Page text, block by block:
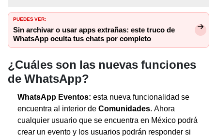
PUEDES VER:
Sin archivar o usar apps extrañas: este truco de
WhatsApp oculta tus chats por completo
¿Cuáles son las nuevas funciones
de WhatsApp?
WhatsApp Eventos: esta nueva funcionalidad se
encuentra al interior de Comunidades. Ahora
cualquier usuario que se encuentra en México podrá
crear un evento y los usuarios podrán responder si